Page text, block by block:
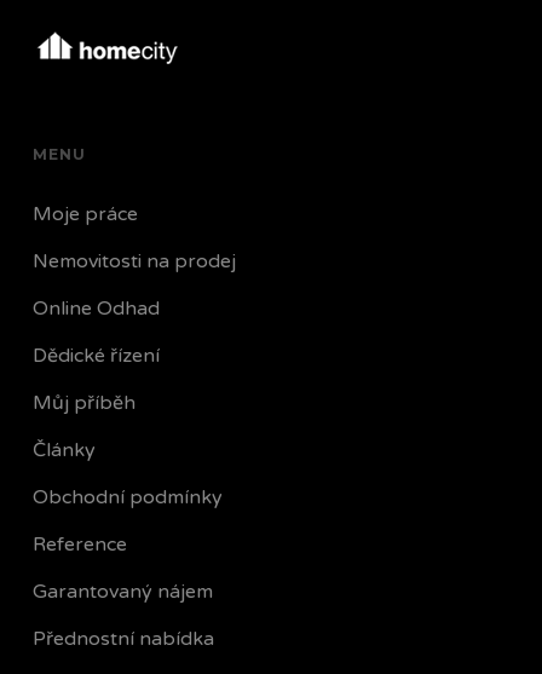
MENU
Moje práce
Nemovitosti na prodej
Online Odhad
Dědické řízení
Můj příběh
Články
Obchodní podmínky
Reference
Garantovaný nájem
Přednostní nabídka